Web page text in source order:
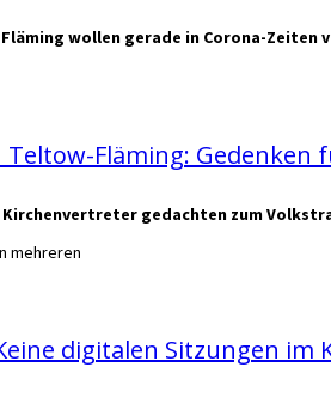
wollen gerade in Corona-Zeiten
Fläming: Gedenken
gedachten zum
mehreren
digitalen Sitzungen im